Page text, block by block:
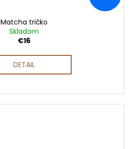
Matcha tričko
Skladom
€16
DETAIL